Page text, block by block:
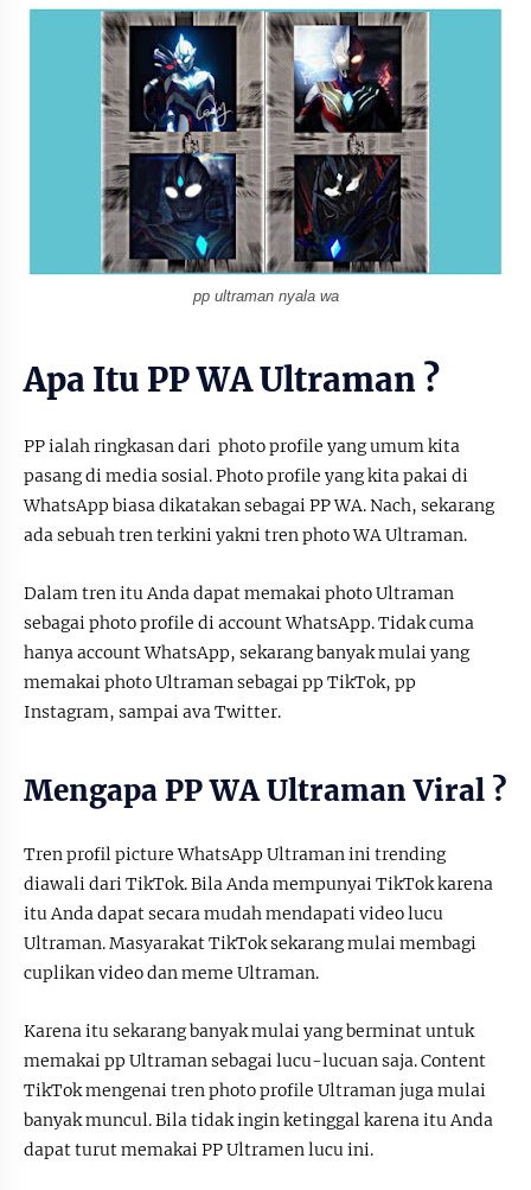
pp ultraman nyala wa
Apa Itu PP WA Ultraman ?
PP ialah ringkasan dari photo profile yang umum kita
pasang di media sosial. Photo profile yang kita pakai di
WhatsApp biasa dikatakan sebagai PP WA. Nach, sekarang
ada sebuah tren terkini yakni tren photo WA Ultraman.
Dalam tren itu Anda dapat memakai photo Ultraman
sebagai photo profile di account WhatsApp. Tidak cuma
hanya account WhatsApp, sekarang banyak mulai yang
memakai photo Ultraman sebagai pp TikTok, pp
Instagram, sampai ava Twitter.
Mengapa PP WA Ultraman Viral ?
Tren profil picture WhatsApp Ultraman ini trending
diawali dari TikTok. Bila Anda mempunyai TikTok karena
itu Anda dapat secara mudah mendapati video lucu
Ultraman. Masyarakat TikTok sekarang mulai membagi
cuplikan video dan meme Ultraman.
Karena itu sekarang banyak mulai yang berminat untuk
memakai pp Ultraman sebagai lucu-lucuan saja. Content
TikTok mengenai tren photo profile Ultraman juga mulai
banyak muncul. Bila tidak ingin ketinggal karena itu Anda
dapat turut memakai PP Ultramen lucu ini.